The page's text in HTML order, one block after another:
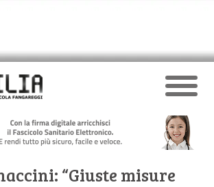
“Giuste misure